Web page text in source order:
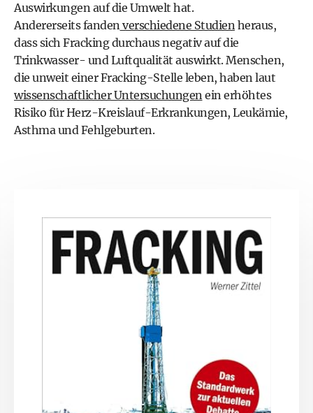
Auswirkungen auf die Umwelt hat.
Andererseits fandenverschiedene Studienheraus,
dass sich Fracking durchaus negativ auf die
Trinkwasser- und Luftqualität auswirkt. Menschen,
die unweit einer Fracking-Stelle leben, haben laut
wissenschaftlicher Untersuchungenein erhöhtes
Risiko für Herz-Kreislauf-Erkrankungen, Leukämie,
Asthma und Fehlgeburten.